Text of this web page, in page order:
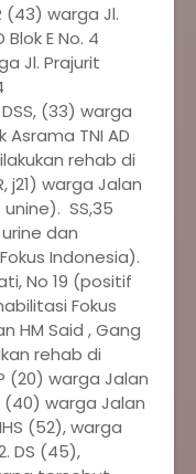
(43) warga Jl.
E No. 4
Jl. Prajurit
(33) warga
TNI AD
rehab di
j21) warga Jalan
SS,35
dan
Indonesia).
No 19 (positif
Fokus
HM Said , Gang
rehab di
(20) warga Jalan
(40) warga Jalan
(52), warga
DS (45),